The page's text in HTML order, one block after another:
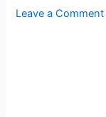
Leave a Comment